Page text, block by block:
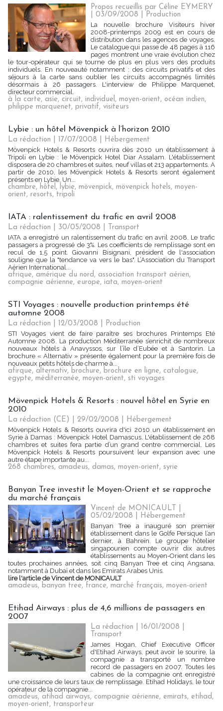
Propos recueillis par Céline EYMERY
| 03/09/2008
Production
La nouvelle brochure Visiteurs hiver
2008-printemps 2009 est en cours de
distribution dans les agences de voyages.
Le catalogue qui passe de 48 pages à 116
pages montrent une vraie évolution chez
le tour-opérateur qui se tourne de plus en plus vers des produits
individuels. En nouveauté notamment : des circuits privatifs et des
séjours à la carte sans oublier les circuits accompagnés limités
désormais à 26 passagers. L'interview de Philippe Marquenet,
directeur commercial.
à la carte, asie, circuit, individuel, moyen-orient, océan indien,
philippe marquenet, privatif, visiteurs
Lybie : un hôtel Mövenpick à l’horizon 2010
La rédaction | 17/07/2008
Hébergement
Mövenpick Hotels & Resorts ouvrira dès 2010 un établissement à
Tripoli en Lybie : le Mövenpick Hotel Diar Assalam. L'établissement
disposera de 20 chambres et suites, neuf villas et 213 appartements. A
partir de 2010, les Mövenpick Hotels & Resorts seront également
présents en Lybie. Un...
chambre, hôtel, lybie, mövenpick, mövenpick hotels, moyen-
orient, resorts, tripoli
IATA : ralentissement du trafic en avril 2008
La rédaction | 30/05/2008
Transport
IATA a enregistré un ralentissement du trafic en avril 2008. Le trafic
passagers a progressé de 3%. Les coefficients de remplissage sont en
recul de 1,5 point. Giovanni Bisignani, président de l'association
souligne que la "tendance va vers le bas". L’Association du Transport
Aérien International...
afrique, amérique du nord, association transport aérien,
compagnie aérienne, europe, iata, moyen-orient
STI Voyages : nouvelle production printemps été
automne 2008
La rédaction | 12/03/2008
Production
STI Voyages vient de faire paraître ses brochures Printemps Eté
Automne 2008. La production Méditerranée s’enrichit de nombreux
nouveaux hôtels à Anavyssos, sur l’île d’Eubée et à Santorin. La
brochure « Alternativ » présente également pour la première fois de
nouveaux petits hôtels de charme à...
afirque, alternativ, brochure, brochure en ligne, catalogue,
egypte, méditerranée, moyen-orient, sti voyages
Mövenpick Hotels & Resorts : nouvel hôtel en Syrie en
2010
La rédaction (CE) | 29/02/2008
Hébergement
Mövenpick Hotels & Resorts ouvrira d'ici 2010 un établissement en
Syrie à Damas : Mövenpick Hotel Damascus. L'établissement de 268
chambres et suites fera partie d’un grand centre commercial. Les
Mövenpick Hotels & Resorts poursuivent leur expansion avec une
autre étape importante au...
268 chambres, amadeus, damas, moyen-orient, syrie
Banyan Tree investit le Moyen-Orient et se rapproche
du marché français
Vincent de MONICAULT |
05/02/2008
Hébergement
Banyan Tree a inauguré son premier
établissement dans le Golfe Persique l’an
dernier, à Bahreïn. Le groupe hôtelier
singapourien compte ouvrir dix autres
établissements au Moyen-Orient dans les
toutes prochaines années, soit cinq Banyan Tree et cinq Angsana,
notamment à Dubaï et dans les Emirats Arabes Unis.
lire l'article de Vincent de MONICAULT
amadeus, banyan tree, france, marché français, moyen-orient
Etihad Airways : plus de 4,6 millions de passagers en
2007
La rédaction | 16/01/2008
Transport
James Hogan, Chief Executive Officer
d'Etihad Airways, peut avoir le sourire, la
compagnie a transporté un nombre
record de passagers en 2007. Toutes les
cabines de la compagnie ont enregistré
une croissance de leurs taux de remplissage. Etihad Holidays, le tour
opérateur de la compagnie...
amadeus, atihad airways, compagnie aérienne, emirats, etihad,
moyen-orient, transporteur